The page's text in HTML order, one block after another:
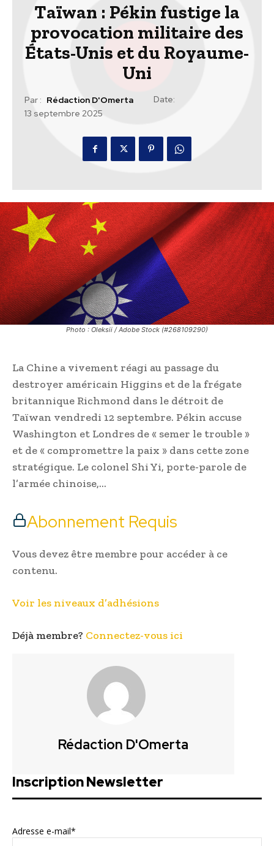
Taïwan : Pékin fustige la
provocation militaire des
États-Unis et du Royaume-
Uni
Par : Rédaction D'Omerta
Date:
13 septembre 2025
Photo : Oleksii / Adobe Stock (#268109290)
La Chine a vivement réagi au passage du
destroyer américain Higgins et de la frégate
britannique Richmond dans le détroit de
Taïwan vendredi 12 septembre. Pékin accuse
Washington et Londres de « semer le trouble »
et de « compromettre la paix » dans cette zone
stratégique. Le colonel Shi Yi, porte-parole de
l’armée chinoise,…
Abonnement Requis
Vous devez être membre pour accéder à ce
contenu.
Voir les niveaux d’adhésions
Déjà membre? Connectez-vous ici
Rédaction D'Omerta
Inscription Newsletter
Adresse e-mail*